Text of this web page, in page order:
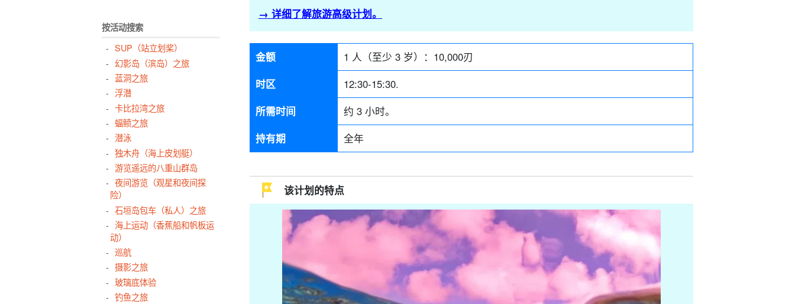
按活动搜索
SUP（站立划桨）
幻影岛（滨岛）之旅
蓝洞之旅
浮潜
卡比拉湾之旅
蝠鲼之旅
潜泳
独木舟（海上皮划艇）
游览遥远的八重山群岛
夜间游览（观星和夜间探
险）
石垣岛包车（私人）之旅
海上运动（香蕉船和帆板运
动）
巡航
摄影之旅
玻璃底体验
钓鱼之旅
→ 详细了解旅游高级计划。
金额 1 人（至少 3 岁）： 10,000刃
时区
12:30-15:30.
所需时间
约 3 小时。
持有期
全年
该计划的特点